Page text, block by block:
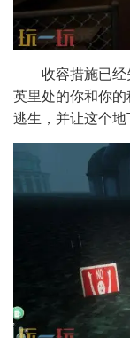
收容措施已
英里处的你和你
逃生，并让这个地